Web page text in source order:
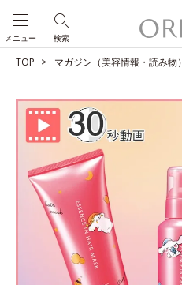
検索
メニュー
TOP マガジン（美容情報・読み物）